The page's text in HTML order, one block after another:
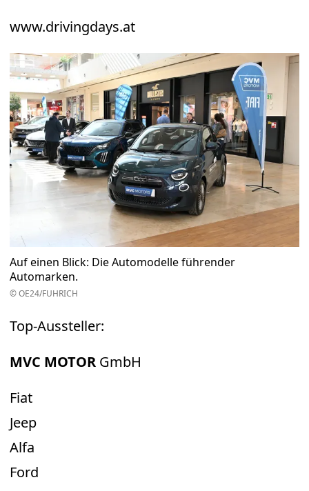
www.drivingdays.at
Auf einen Blick: Die Automodelle führender
Automarken.
© OE24/FUHRICH
Top-Aussteller:
MVC MOTOR GmbH
Fiat
Jeep
Alfa
Ford